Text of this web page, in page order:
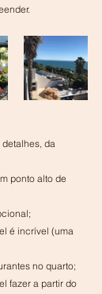
da
ponto alto de
é incrível (uma
no quarto;
fazer a partir do